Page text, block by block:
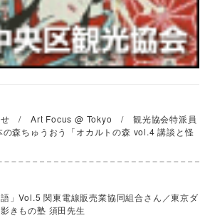
せ / Art Focus @ Tokyo / 観光協会特派員
森ちゅうおう「オカルトの森 vol.4 講談と怪
」Vol.5 関東電線販売業協同組合さん／東京ダ
きもの塾 須田先生